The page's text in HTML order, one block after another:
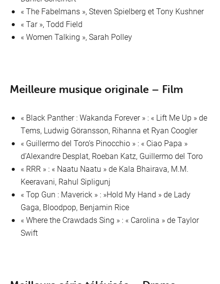
« The Fabelmans », Steven Spielberg et Tony Kushner
« Tar », Todd Field
« Women Talking », Sarah Polley
Meilleure musique originale – Film
« Black Panther : Wakanda Forever » : « Lift Me Up » de
Tems, Ludwig Göransson, Rihanna et Ryan Coogler
« Guillermo del Toro’s Pinocchio » : « Ciao Papa »
d’Alexandre Desplat, Roeban Katz, Guillermo del Toro
« RRR » : « Naatu Naatu » de Kala Bhairava, M.M.
Keeravani, Rahul Sipligunj
« Top Gun : Maverick » : »Hold My Hand » de Lady
Gaga, Bloodpop, Benjamin Rice
« Where the Crawdads Sing » : « Carolina » de Taylor
Swift